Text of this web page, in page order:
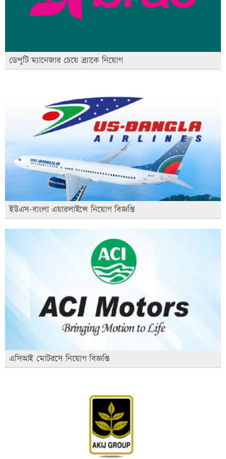
ডেপুটি ম্যানেজার চেয়ে ব্র্যাকে নিয়োগ
ইউএস-বাংলা এয়ারলাইন্সে নিয়োগ বিজ্ঞপ্তি
এসিআই মোটরসে নিয়োগ বিজ্ঞপ্তি